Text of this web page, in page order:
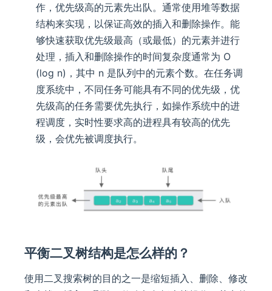
作，优先级高的元素先出队。通常使用堆等数据
结构来实现，以保证高效的插入和删除操作。能
够快速获取优先级最高（或最低）的元素并进行
处理，插入和删除操作的时间复杂度通常为 O
(log n)，其中 n 是队列中的元素个数。在任务调
度系统中，不同任务可能具有不同的优先级，优
先级高的任务需要优先执行，如操作系统中的进
程调度，实时性要求高的进程具有较高的优先
级，会优先被调度执行。
平衡二叉树结构是怎么样的？
使用二叉搜索树的目的之一是缩短插入、删除、修改